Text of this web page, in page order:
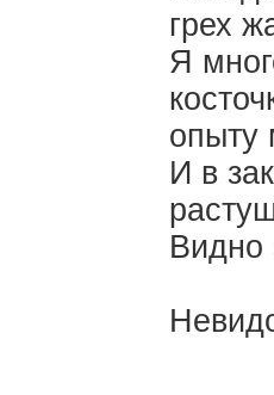
грех
Я
опыту
И в
Видно